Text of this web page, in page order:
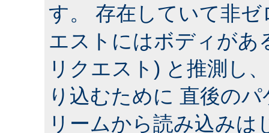
す。 存在していて非
エストにはボディがあ
リクエスト) と推測し
り込むために 直後の
リームから読み込みは